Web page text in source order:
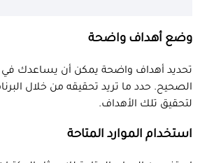
وضع أهداف واضحة
تحديد أهداف واضحة يمكن أن يساعدك في
الصحيح. حدد ما تريد تحقيقه من خلال
لتحقيق تلك الأهداف.
استخدام الموارد المتاحة